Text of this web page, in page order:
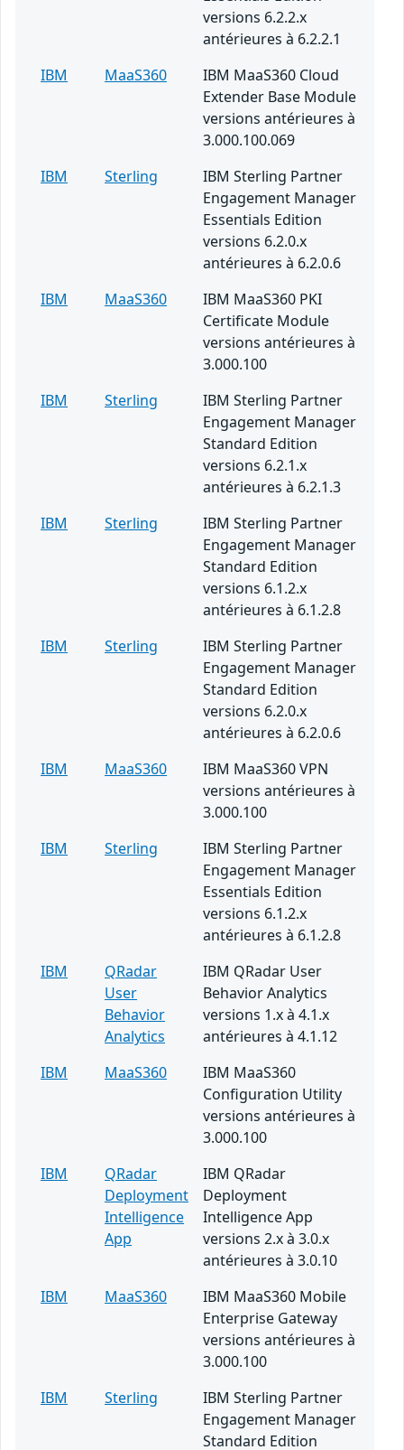
versions 6.2.2.x
antérieures à 6.2.2.1
IBM
MaaS360
IBM MaaS360 Cloud
Extender Base Module
versions antérieures à
3.000.100.069
IBM
Sterling
IBM Sterling Partner
Engagement Manager
Essentials Edition
versions 6.2.0.x
antérieures à 6.2.0.6
IBM
MaaS360
IBM MaaS360 PKI
Certificate Module
versions antérieures à
3.000.100
IBM
Sterling
IBM Sterling Partner
Engagement Manager
Standard Edition
versions 6.2.1.x
antérieures à 6.2.1.3
IBM
Sterling
IBM Sterling Partner
Engagement Manager
Standard Edition
versions 6.1.2.x
antérieures à 6.1.2.8
IBM
Sterling
IBM Sterling Partner
Engagement Manager
Standard Edition
versions 6.2.0.x
antérieures à 6.2.0.6
IBM
MaaS360
IBM MaaS360 VPN
versions antérieures à
3.000.100
IBM
Sterling
IBM Sterling Partner
Engagement Manager
Essentials Edition
versions 6.1.2.x
antérieures à 6.1.2.8
IBM
QRadar
User
Behavior
Analytics
IBM QRadar User
Behavior Analytics
versions 1.x à 4.1.x
antérieures à 4.1.12
IBM
MaaS360
IBM MaaS360
Configuration Utility
versions antérieures à
3.000.100
IBM
QRadar
Deployment
Intelligence
App
IBM QRadar
Deployment
Intelligence App
versions 2.x à 3.0.x
antérieures à 3.0.10
IBM
MaaS360
IBM MaaS360 Mobile
Enterprise Gateway
versions antérieures à
3.000.100
IBM
Sterling
IBM Sterling Partner
Engagement Manager
Standard Edition